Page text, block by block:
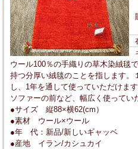
ウール100％の手織りの草木染絨毯
持つ分厚い絨毯のことを指します
し、1年を通して使っていただけま
ソファーの前など、幅広く使ってい
●サイズ 縦88×横62(cm）
●素材 ウール×ウール
●年 代：新品/新しいギャッベ
●産地 イラン/カシュカイ